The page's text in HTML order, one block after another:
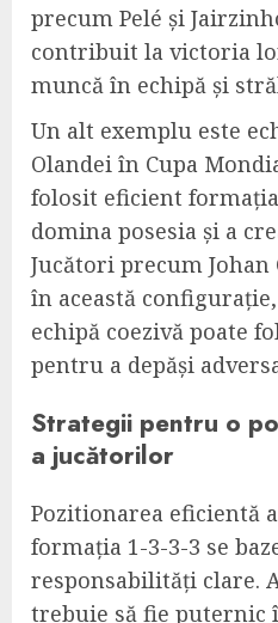
precum Pelé și
contribuit la victoria
muncă în echipă și
Un alt exemplu este
Olandei în Cupa
folosit eficient
domina posesia și a
Jucători precum
în această
echipă coezivă poate
pentru a depăși
Strategii pentru o
a jucătorilor
Pozitionarea eficientă
formația 1-3-3-3 se
responsabilități clare.
trebuie să fie puternic